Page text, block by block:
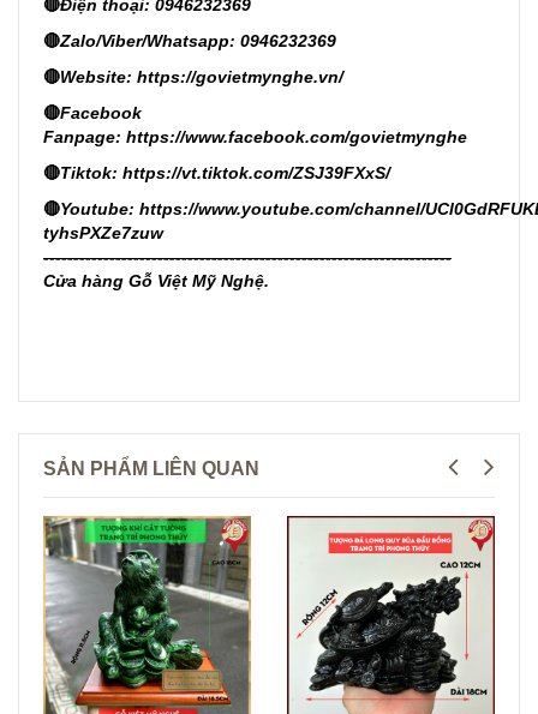
🔴Điện thoại: 0946232369
🔴Zalo/Viber/Whatsapp: 0946232369
🔴Website: https://govietmynghe.vn/
🔴Facebook
Fanpage: https://www.facebook.com/govietmynghe
🔴Tiktok: https://vt.tiktok.com/ZSJ39FXxS/
🔴Youtube: https://www.youtube.com/channel/
tyhsPXZe7zuw
--------------------------------------------------------------------
Cửa hàng Gỗ Việt Mỹ Nghệ.
SẢN PHẨM LIÊN QUAN